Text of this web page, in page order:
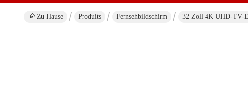
Zu Hause Produits Fernsehbildschirm 32 Zoll 4K UHD-TV-